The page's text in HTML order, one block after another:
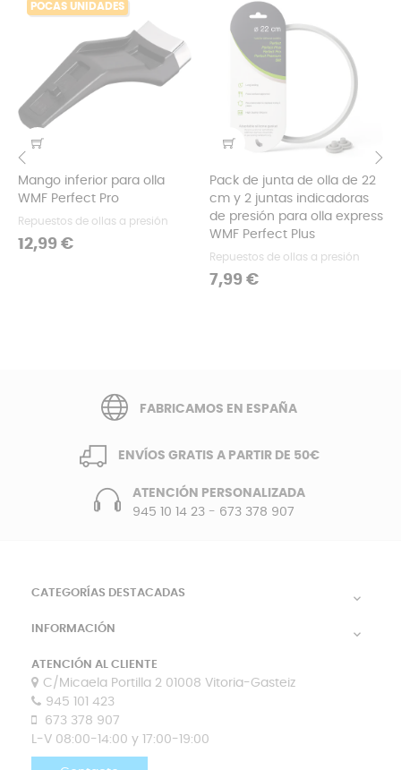
POCAS UNIDADES
Mango inferior para olla
WMF Perfect Pro
Repuestos de ollas a presión
Precio
12,99 €
Pack de junta de olla de 22
cm y 2 juntas indicadoras
de presión para olla express
WMF Perfect Plus
Repuestos de ollas a presión
Precio
7,99 €
‹
FABRICAMOS EN ESPAÑA
ENVÍOS GRATIS A PARTIR DE 50€
ATENCIÓN PERSONALIZADA
945 10 14 23- 673 378 907
CATEGORÍAS DESTACADAS 
INFORMACIÓN 
ATENCIÓN AL CLIENTE
C/Micaela Portilla 2 01008 Vitoria-Gasteiz
945 101 423
673 378 907
L-V 08:00-14:00 y 17:00-19:00